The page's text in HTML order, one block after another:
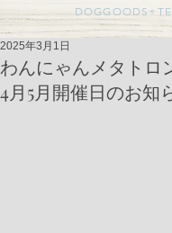
わんにゃんメタトロ
4月5月開催日のお知
2025年3月1日